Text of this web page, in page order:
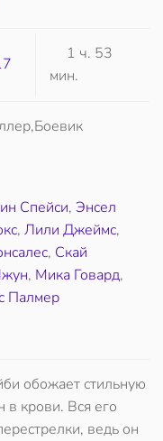
1 ч. 53
мин.
Спейси, Энсел
, Лили Джеймс,
, Скай
, Мика Говард,
Палмер
обожает стильную
в крови. Вся его
ведь он